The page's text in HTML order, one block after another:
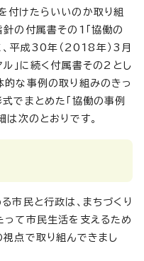
付けたらいいのか取り組
の付属書その1「協働の
、平成30年（2018年）3月
ル」に続く付属書その2とし
的な事例の取り組みのきっ
でまとめた「協働の事例
は次のとおりです。
市民と行政は、まちづくり
って市民生活を支えるため
点で取り組んできまし